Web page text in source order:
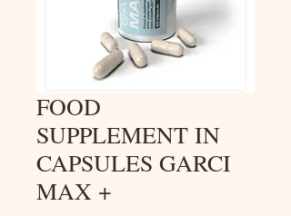
FOOD
SUPPLEMENT IN
CAPSULES GARCI
MAX +